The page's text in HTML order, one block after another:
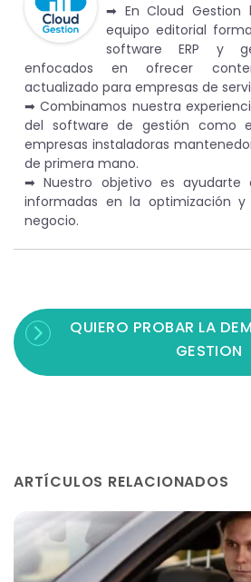
➡︎ En Cloud Gestion
equipo editorial
software ERP y
enfocados en ofrecer
actualizado para empresas de
➡︎ Combinamos nuestra
del software de gestión como
empresas instaladoras
de primera mano.
➡︎ Nuestro objetivo es ayudarte
informadas en la optimización
negocio.
QUIERO PROBAR LA
GESTION
ARTÍCULOS RELACIONADOS